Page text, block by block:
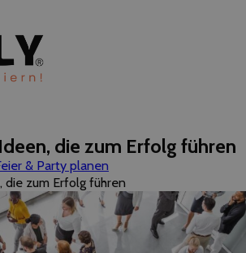
die zum Erfolg führen
& Party planen
die zum Erfolg führen